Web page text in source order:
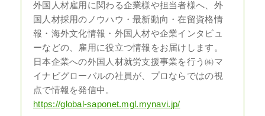
外国人材雇用に関わる企業様や担当者様へ、外
国人材採用のノウハウ・最新動向・在留資格情
報・海外文化情報・外国人材や企業インタビュ
ーなどの、雇用に役立つ情報をお届けします。
日本企業への外国人材就労支援事業を行う㈱マ
イナビグローバルの社員が、プロならではの視
点で情報を発信中。
https://global-saponet.mgl.mynavi.jp/